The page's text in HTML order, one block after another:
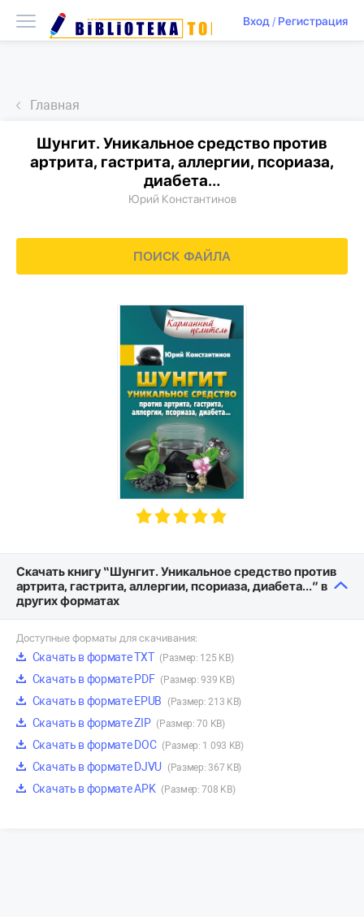
Вход/ Регистрация
Главная
Шунгит. Уникальное средство против
артрита, гастрита, аллергии, псориаза,
диабета…
Юрий Константинов
ПОИСК ФАЙЛА
Скачать книгу “Шунгит. Уникальное средство против
артрита, гастрита, аллергии, псориаза, диабета…” в
других форматах
Доступные форматы для скачивания:
Скачать в формате TXT (Размер: 125 KB)
Скачать в формате PDF (Размер: 939 KB)
Скачать в формате EPUB (Размер: 213 KB)
Скачать в формате ZIP (Размер: 70 KB)
Скачать в формате DOC (Размер: 1 093 KB)
Скачать в формате DJVU (Размер: 367 KB)
Скачать в формате APK (Размер: 708 KB)